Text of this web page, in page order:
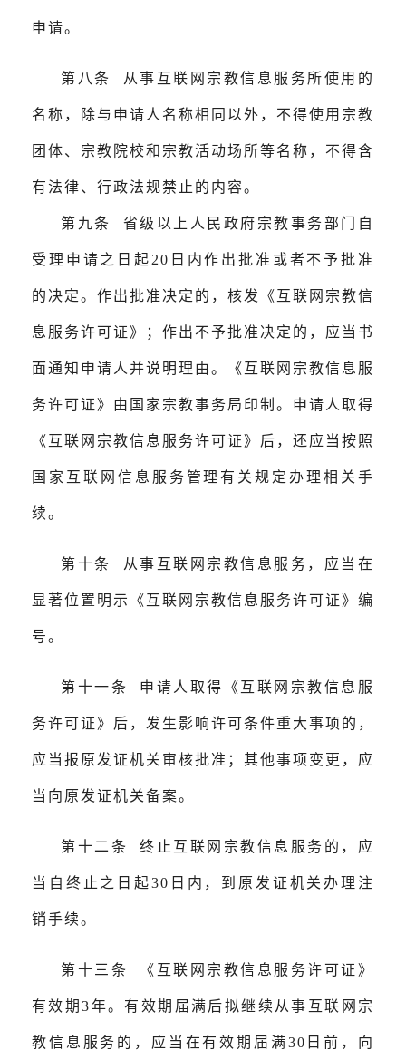
申请。
第八条 从事互联网宗教信息服务所使用的
名称，除与申请人名称相同以外，不得使用宗教
团体、宗教院校和宗教活动场所等名称，不得含
有法律、行政法规禁止的内容。
第九条 省级以上人民政府宗教事务部门自
受理申请之日起20日内作出批准或者不予批准
的决定。作出批准决定的，核发《互联网宗教信
息服务许可证》；作出不予批准决定的，应当书
面通知申请人并说明理由。《互联网宗教信息服
务许可证》由国家宗教事务局印制。申请人取得
《互联网宗教信息服务许可证》后，还应当按照
国家互联网信息服务管理有关规定办理相关手
续。
第十条 从事互联网宗教信息服务，应当在
显著位置明示《互联网宗教信息服务许可证》编
号。
第十一条 申请人取得《互联网宗教信息服
务许可证》后，发生影响许可条件重大事项的，
应当报原发证机关审核批准；其他事项变更，应
当向原发证机关备案。
第十二条 终止互联网宗教信息服务的，应
当自终止之日起30日内，到原发证机关办理注
销手续。
第十三条 《互联网宗教信息服务许可证》
有效期3年。有效期届满后拟继续从事互联网宗
教信息服务的，应当在有效期届满30日前，向